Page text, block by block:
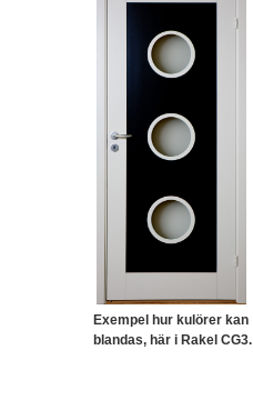
Exempel hur kulörer kan
blandas, här i Rakel CG3.